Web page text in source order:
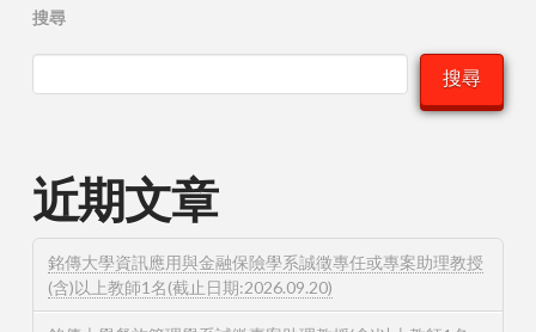
搜尋
搜尋
近期文章
銘傳大學資訊應用與金融保險學系誠徵專任或專案助理教授
(含)以上教師1名(截止日期:2026.09.20)